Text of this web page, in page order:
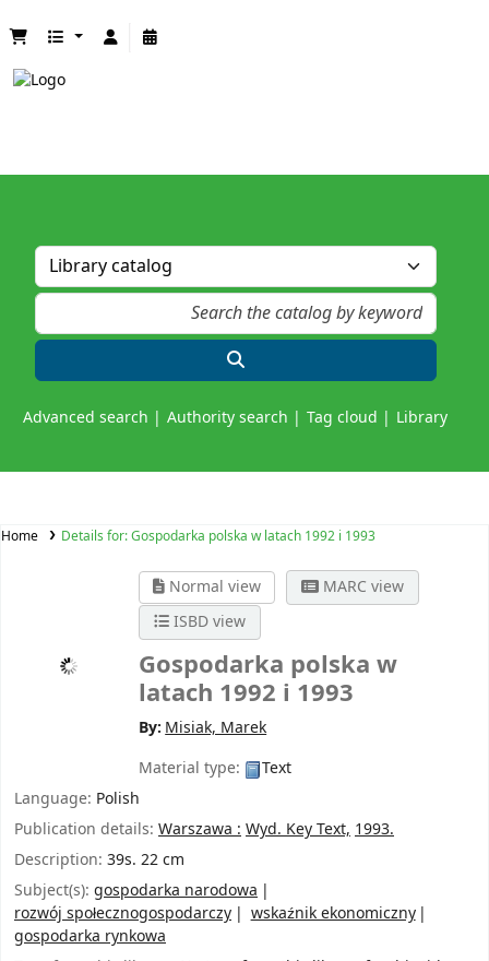
Advanced search Authority search Tag cloud Library
Home Details for:Gospodarka polska w latach 1992 i 1993
Normal view
MARC view
ISBD view
Gospodarka polska w
latach 1992 i 1993
By: Misiak, Marek
Material type:
Text
Language: Polish
Publication details: Warszawa :Wyd. Key Text,1993.
Description: 39s. 22 cm
Subject(s): gospodarka narodowa
rozwój społecznogospodarczy
wskaźnik ekonomiczny
gospodarka rynkowa